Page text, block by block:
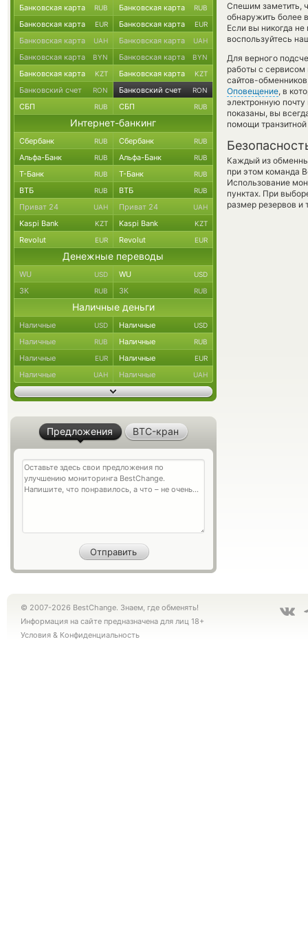
Спешим заметить,
обнаружить более
Если вы никогда
воспользуйтесь
Для верного
работы с
сайтов-
Оповещение, в
электронную
показаны, вы
помощи
Каждый из
при этом команда
Использование
пунктах. При
размер резервов и
Банковская карта RUB Банковская карта RUB
Банковская карта EUR Банковская карта EUR
Банковская карта UAH Банковская карта UAH
Банковская карта BYN Банковская карта BYN
Банковская карта KZT Банковская карта KZT
Банковский счет RON Банковский счет RON
СБП RUB СБП RUB
Интернет-банкинг
Сбербанк RUB Сбербанк RUB
Альфа-Банк RUB Альфа-Банк RUB
Т-Банк RUB Т-Банк RUB
ВТБ RUB ВТБ RUB
Приват 24 UAH Приват 24 UAH
Kaspi Bank KZT Kaspi Bank KZT
Revolut EUR Revolut EUR
Денежные переводы
WU USD WU USD
ЗК RUB ЗК RUB
Наличные деньги
Наличные USD Наличные USD
Наличные RUB Наличные RUB
Наличные EUR Наличные EUR
Наличные UAH Наличные UAH
Предложения BTC-кран
© 2007-2026 BestChange. Знаем, где обменять!
Информация на сайте предназначена для лиц 18+
Условия & Конфиденциальность